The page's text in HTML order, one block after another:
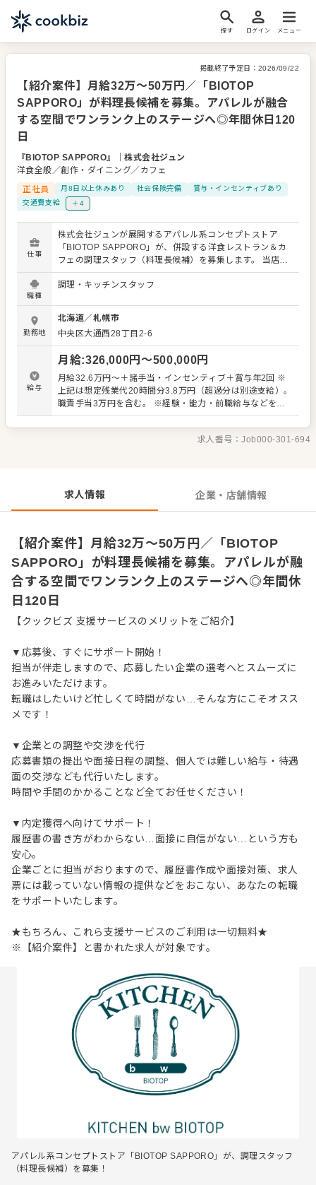
探す ログイン メニュー
掲載終了予定日： 2026/09/22
【紹介案件】月給32万～50万円／「BIOTOP
SAPPORO」が料理長候補を募集。アパレルが融合
する空間でワンランク上のステージへ◎年間休日120
日
『BIOTOP SAPPORO』 ｜株式会社ジュン
洋食全般／創作・ダイニング／カフェ
正社員
月8日以上休みあり 社会保険完備
賞与・インセンティブあり
交通費支給
＋4
仕事
株式会社ジュンが展開するアパレル系コンセプトストア
「BIOTOP SAPPORO」が、併設する洋食レストラン＆カ
フェの調理スタッフ（料理長候補）を募集します。 当店は
円山公園近くのエリアで、ナチュラルコスメや生活雑貨、
アパレルを提案する物販棟と、レストランにて「BIOTOP」
域のランドマークとして、新しいライフスタイルを提案し
ながら日々進化を続けています。 料理人としてさらなる活
躍ができるよう、メニュー開発などの裁量は各店舗の料理
長に任せています。料理長以外のポジションであってもア
イデアを出し、提案することが可能です。実際にスタッフ
が主導となって開発したメニューも多数あり、あなたの考
えた料理が次のヒット商品になる可能性を秘めています。
主な業務内容は次の通りです。 ・キッチンにおける調理業
タッフ育成、その他店舗運営・マネージメント業務全般 母
体である株式会社ジュンは、メンズ・レディスファッショ
職種
調理・キッチンスタッフ
勤務地
北海道／札幌市
中央区大通西28丁目2-6
給与
月給:326,000円〜500,000円
月給32.6万円〜＋諸手当・インセンティブ＋賞与年2回 ※
上記は想定残業代20時間分3.8万円（超過分は別途支給）。
職責手当3万円を含む。 ※経験・能力・前職給与などを考
慮し決定 試用期間なし
求人番号：Job000-301-694
求人情報 企業・店舗情報
【紹介案件】月給32万～50万円／「BIOTOP
SAPPORO」が料理長候補を募集。アパレルが融
合する空間でワンランク上のステージへ◎年間休
日120日
【クックビズ 支援サービスのメリットをご紹介】
▼応募後、すぐにサポート開始！
担当が伴走しますので、応募したい企業の選考へとスムーズに
お進みいただけます。
転職はしたいけど忙しくて時間がない…そんな方にこそオスス
メです！
▼企業との調整や交渉を代行
応募書類の提出や面接日程の調整、個人では難しい給与・待遇
面の交渉なども代行いたします。
時間や手間のかかることなど全てお任せください！
▼内定獲得へ向けてサポート！
履歴書の書き方がわからない…面接に自信がない…という方も
安心。
企業ごとに担当がおりますので、履歴書作成や面接対策、求人
票には載っていない情報の提供などをおこない、あなたの転職
をサポートいたします。
★もちろん、これら支援サービスのご利用は一切無料★
※【紹介案件】と書かれた求人が対象です。
アパレル系コンセプトストア「BIOTOP SAPPORO」が、調理スタッフ
（料理長候補）を募集！